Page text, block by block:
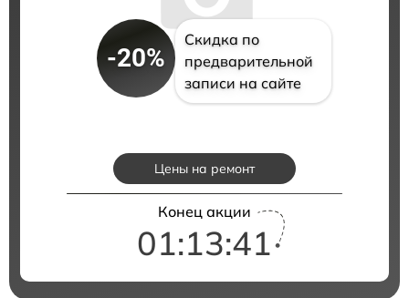
-20%
Скидка по
предварительной
записи на сайте
Цены на ремонт
Конец акции
01:13:40